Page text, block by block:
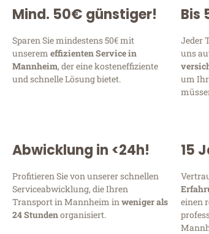
Mind. 50€ günstiger!
Sparen Sie mindestens 50€ mit
unserem effizienten Service in
Mannheim, der eine kosteneffiziente
und schnelle Lösung bietet.
Bis
Jeder
uns
um
Abwicklung in <24h!
Profitieren Sie von unserer schnellen
Serviceabwicklung, die Ihren
Transport in Mannheim in weniger als
24 Stundenorganisiert.
15
einen